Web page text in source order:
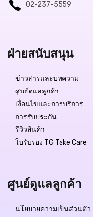
02-237-5559
ฝ่ายสนับสนุน
ข่าวสารและบทความ
ศูนย์ดูแลลูกค้า
เงื่อนไขและการบริการ
การรับประกัน
รีวิวสินค้า
ใบรับรอง TG Take Care
ศูนย์ดูแลลูกค้า
นโยบายความเป็นส่วนตัว